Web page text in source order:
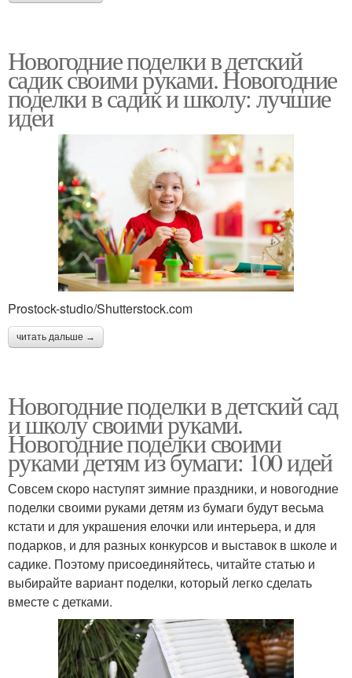
Новогодние поделки в детский
садик своими руками. Новогодние
поделки в садик и школу: лучшие
идеи
Prostock-studio/Shutterstock.com
читать дальше →
Новогодние поделки в детский сад
и школу своими руками.
Новогодние поделки своими
руками детям из бумаги: 100 идей
Совсем скоро наступят зимние праздники, и новогодние
поделки своими руками детям из бумаги будут весьма
кстати и для украшения елочки или интерьера, и для
подарков, и для разных конкурсов и выставок в школе и
садике. Поэтому присоединяйтесь, читайте статью и
выбирайте вариант поделки, который легко сделать
вместе с детками.